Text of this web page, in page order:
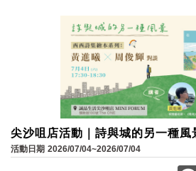
尖沙咀店活動｜詩與城的另一種
系列：黃進曦 × 周俊輝對談
活動日期 2026/07/04~2026/07/04